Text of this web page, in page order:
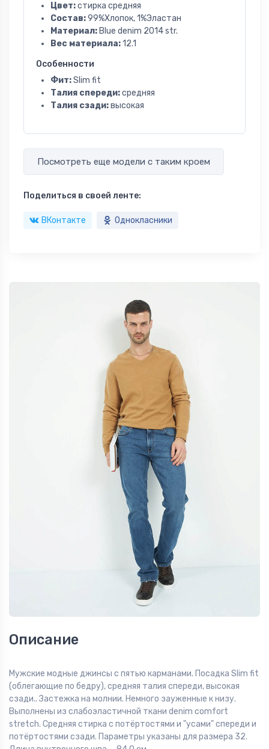
Цвет:стирка средняя
Состав:99%Хлопок, 1%Эластан
Материал: Blue denim 2014 str.
Вес материала:12.1
Особенности
Фит:Slim fit
Талия спереди:средняя
Талия сзади:высокая
Посмотреть еще модели с таким кроем
Поделиться в своей ленте:
ВКонтакте Однокласники
Описание
Мужские модные джинсы с пятью карманами. Посадка Slim fit
(облегающие по бедру), средняя талия спереди, высокая
сзади.. Застежка на молнии. Немного зауженные к низу.
Выполнены из слабоэластичной ткани denim comfort
stretch. Средняя стирка с потёртостями и "усами" спереди и
потёртостями сзади. Параметры указаны для размера 32.